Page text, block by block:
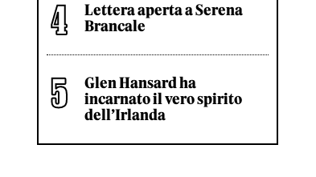
Lettera aperta a Serena
Brancale
Glen Hansard ha
incarnato il vero spirito
dell’Irlanda